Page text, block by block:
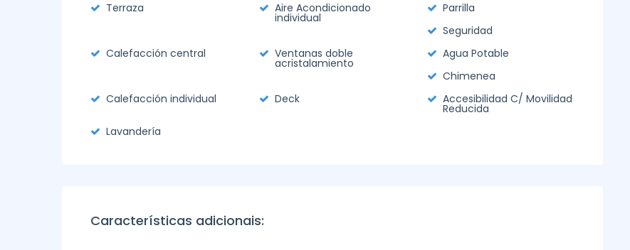
Terraza
Aire Acondicionado
individual
Parrilla
Seguridad
Calefacción central
Ventanas doble
acristalamiento
Agua Potable
Chimenea
Calefacción individual
Deck Accesibilidad C/ Movilidad
Reducida
Lavandería
Características adicionais: